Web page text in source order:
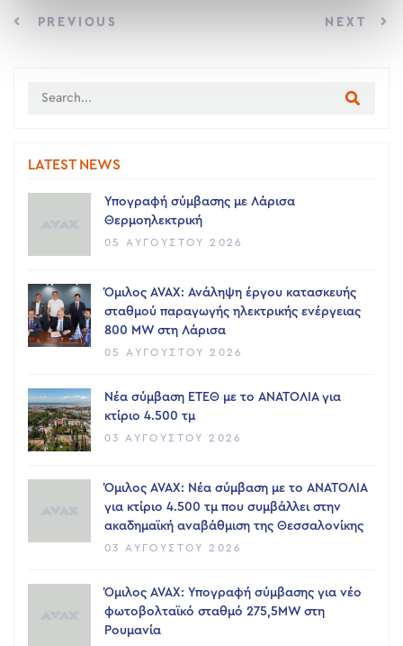
PREVIOUS NEXT
LATEST NEWS
Υπογραφή σύμβασης με Λάρισα
Θερμοηλεκτρική
05 ΑΥΓΟΎΣΤΟΥ 2026
Όμιλος AVAX: Ανάληψη έργου κατασκευής
σταθμού παραγωγής ηλεκτρικής ενέργειας
800 ΜW στη Λάρισα
05 ΑΥΓΟΎΣΤΟΥ 2026
Νέα σύμβαση ΕΤΕΘ με το ΑΝΑΤΟΛΙΑ για
κτίριο 4.500 τμ
03 ΑΥΓΟΎΣΤΟΥ 2026
Όμιλος AVAX: Νέα σύμβαση με το ΑΝΑΤΟΛΙΑ
για κτίριο 4.500 τμ που συμβάλλει στην
ακαδημαϊκή αναβάθμιση της Θεσσαλονίκης
03 ΑΥΓΟΎΣΤΟΥ 2026
Όμιλος AVAX: Υπογραφή σύμβασης για νέο
φωτοβολταϊκό σταθμό 275,5MW στη
Ρουμανία